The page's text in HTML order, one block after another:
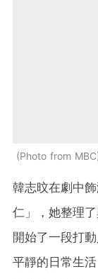
Photo from MBC
韓志旼在劇中
仁」，她整理
開始了一段打
平靜的日常生